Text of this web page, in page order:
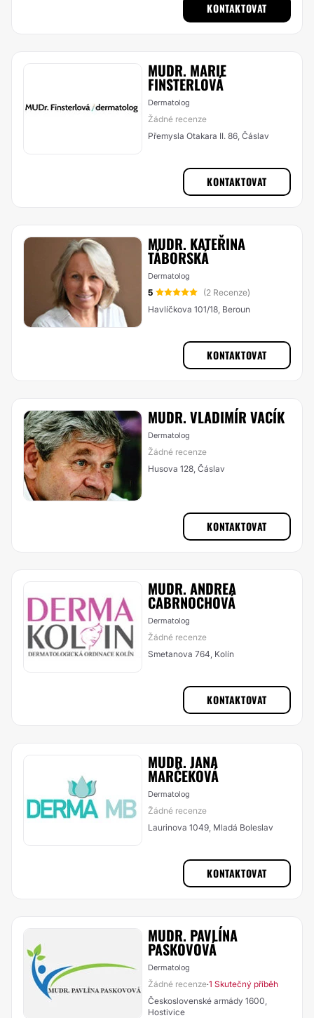
KONTAKTOVAT
MUDR. MARIE
FINSTERLOVÁ
Dermatolog
Žádné recenze
Přemysla Otakara II. 86, Čáslav
KONTAKTOVAT
MUDR. KATEŘINA
TÁBORSKÁ
Dermatolog
5
(2 Recenze)
Havlíčkova 101/18, Beroun
KONTAKTOVAT
MUDR. VLADIMÍR VACÍK
Dermatolog
Žádné recenze
Husova 128, Čáslav
KONTAKTOVAT
MUDR. ANDREA
CABRNOCHOVÁ
Dermatolog
Žádné recenze
Smetanova 764, Kolín
KONTAKTOVAT
MUDR. JANA
MARČEKOVÁ
Dermatolog
Žádné recenze
Laurinova 1049, Mladá Boleslav
KONTAKTOVAT
MUDR. PAVLÍNA
PASKOVOVÁ
Dermatolog
Žádné recenze·1 Skutečný příběh
Československé armády 1600,
Hostivice